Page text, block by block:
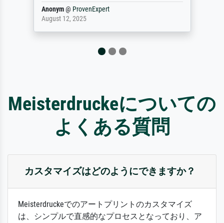
Anonym@ProvenExpert
December 4, 2025
Meisterdruckeについての
よくある質問
カスタマイズはどのようにできますか？
Meisterdruckeでのアートプリントのカスタマイズ
は、シンプルで直感的なプロセスとなっており、ア